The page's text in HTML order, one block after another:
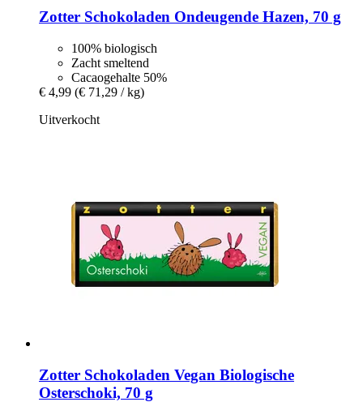
Zotter Schokoladen Ondeugende Hazen, 70 g
100% biologisch
Zacht smeltend
Cacaogehalte 50%
€ 4,99 (€ 71,29 / kg)
Uitverkocht
Zotter Schokoladen Vegan Biologische
Osterschoki, 70 g